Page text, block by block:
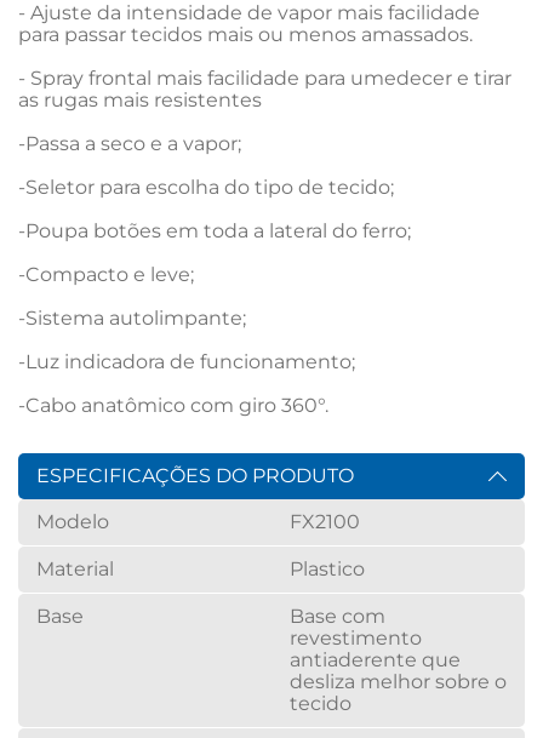
- Ajuste da intensidade de vapor mais facilidade
para passar tecidos mais ou menos amassados.
- Spray frontal mais facilidade para umedecer e tirar
as rugas mais resistentes
-Passa a seco e a vapor;
-Seletor para escolha do tipo de tecido;
-Poupa botões em toda a lateral do ferro;
-Compacto e leve;
-Sistema autolimpante;
-Luz indicadora de funcionamento;
-Cabo anatômico com giro 360°.
ESPECIFICAÇÕES DO PRODUTO
Modelo
FX2100
Material Plastico
Base
Base com
revestimento
antiaderente que
desliza melhor sobre o
tecido